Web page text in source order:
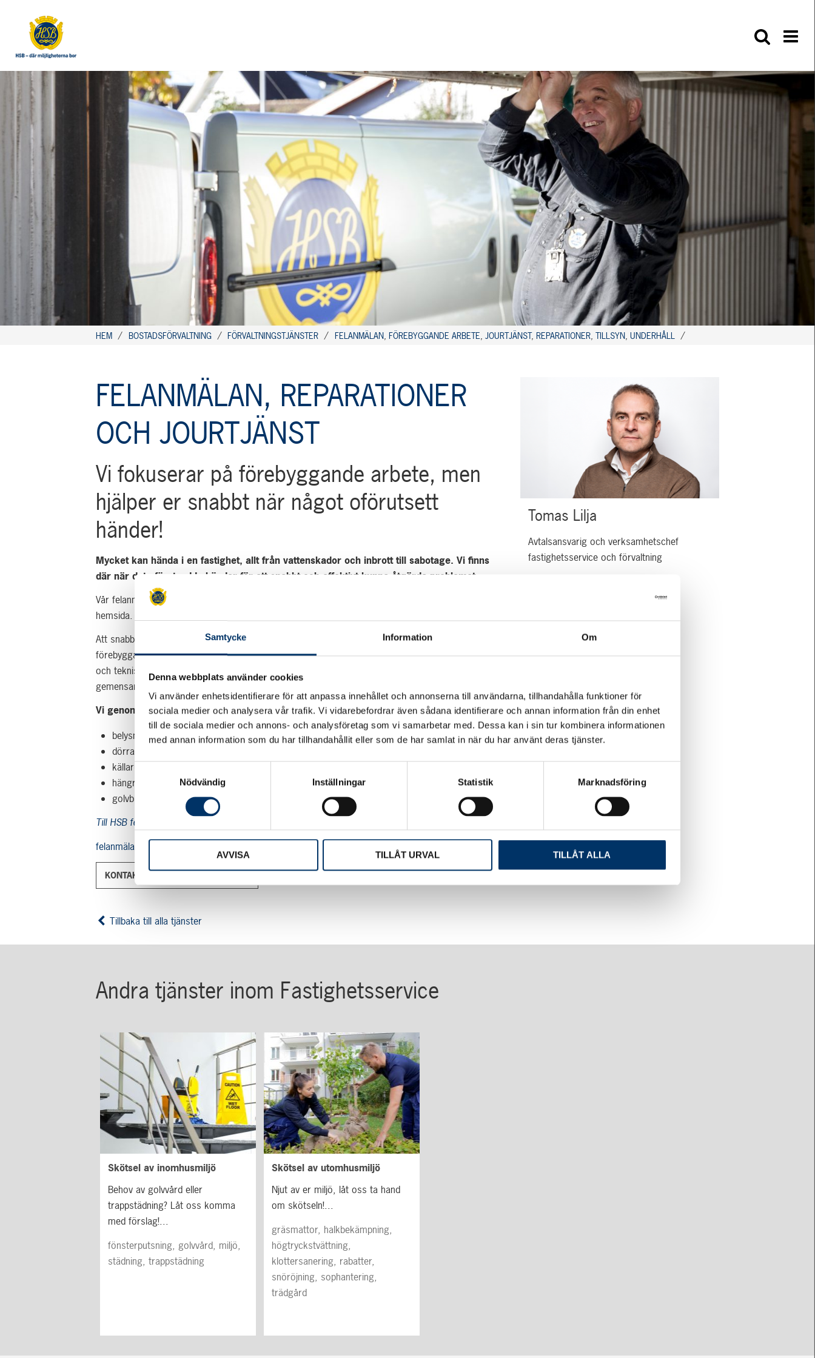
Samtycke Information Om
Denna webbplats använder cookies
Vi använder enhetsidentifierare för att anpassa innehållet och annonserna till användarna, tillhandahålla funktioner för
sociala medier och analysera vår trafik. Vi vidarebefordrar även sådana identifierare och annan information från din enhet
till de sociala medier och annons- och analysföretag som vi samarbetar med. Dessa kan i sin tur kombinera informationen
med annan information som du har tillhandahållit eller som de har samlat in när du har använt deras tjänster.
Nödvändig
Inställningar Statistik Marknadsföring
AVVISA TILLÅT URVAL TILLÅT ALLA
HEM BOSTADSFÖRVALTNING FÖRVALTNINGSTJÄNSTER FELANMÄLAN, FÖREBYGGANDE ARBETE, JOURTJÄNST, REPARATIONER, TILLSYN, UNDERHÅLL
FELANMÄLAN, REPARATIONER
OCH JOURTJÄNST
Vi fokuserar på förebyggande arbete, men
hjälper er snabbt när något oförutsett
händer!
Mycket kan hända i en fastighet, allt från vattenskador och inbrott till sabotage. Vi finns
där när det oförutsedda händer för att snabbt och effektivt kunna åtgärda problemet.
Vår felanmälan har öppet dygnet runt och boende registrerar enkelt sin felanmälan här på vår
hemsida. Som kund till oss kan styrelsen alltid se status på inkomna felanmälningar på HSB-porten.
Att snabbt avhjälpa fel som uppstår är naturligtvis viktigt. Men minst lika viktigt är att arbeta
förebyggande så att fel i fastigheten kan minimeras. Vi ser därför till att fastighetens driftutrymmen
och tekniska system fungerar tryggt och effektivt. Vi ansvarar också för att utrustningen i
gemensamma tvättstugor är säker och välfungerande.
Vi genomför även tillsyn och underhåll av:
belysning i gemensamma utrymmen
dörrar och entréer
källarutrymmen
hängrännor och stuprör
golvbrunnar och vattenlås
Till HSB felanmälan >
felanmälan
förebyggande arbete reparationer underhåll
KONTAKTA OSS OM VÅRA TJÄNSTER
Tomas Lilja
Avtalsansvarig och verksamhetschef
fastighetsservice och förvaltning
Tillbaka till alla tjänster
Andra tjänster inom Fastighetsservice
Skötsel av inomhusmiljö
Behov av golvvård eller
trappstädning? Låt oss komma
med förslag!...
fönsterputsning, golvvård, miljö,
städning, trappstädning
Skötsel av utomhusmiljö
Njut av er miljö, låt oss ta hand
om skötseln!...
gräsmattor, halkbekämpning,
högtryckstvättning,
klottersanering, rabatter,
snöröjning, sophantering,
trädgård